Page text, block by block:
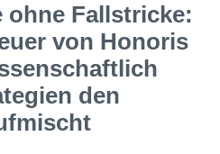
Fallstricke:
von Honoris
den